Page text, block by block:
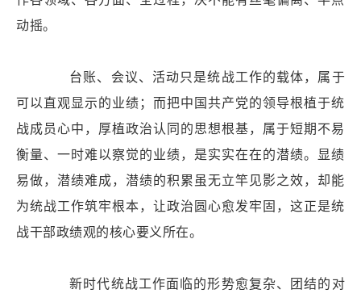
动摇。
台账、会议、活动只是统战工作的载体，属于
可以直观显示的业绩；而把中国共产党的领导根植于统
战成员心中，厚植政治认同的思想根基，属于短期不易
衡量、一时难以察觉的业绩，是实实在在的潜绩。显绩
易做，潜绩难成，潜绩的积累虽无立竿见影之效，却能
为统战工作筑牢根本，让政治圆心愈发牢固，这正是统
战干部政绩观的核心要义所在。
新时代统战工作面临的形势愈复杂、团结的对